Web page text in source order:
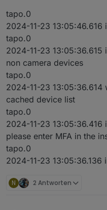
tapo.0
2024-11-23
tapo.0
2024-11-23
non camera devices
tapo.0
2024-11-23
cached device list
tapo.0
2024-11-23 13:05:36.416
please enter MFA in the
tapo.0
2024-11-23 13:05:36.136
N 2 Antworten